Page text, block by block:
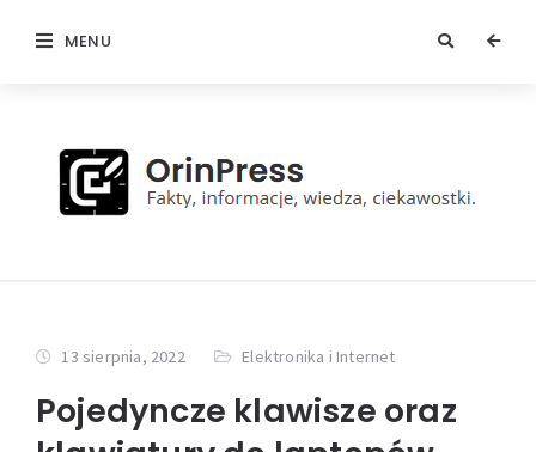
MENU
13 sierpnia, 2022 Elektronika i Internet
Pojedyncze klawisze oraz